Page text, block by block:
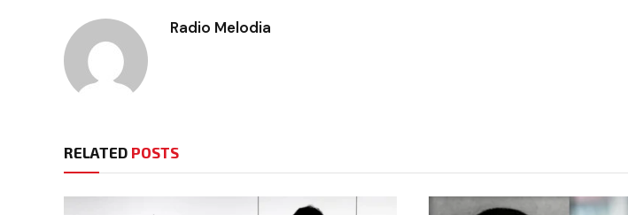
Radio Melodia
RELATED POSTS